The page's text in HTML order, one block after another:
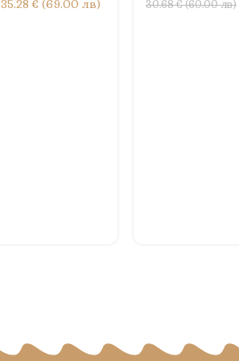
35.28 € (69.00 лв) 30.68 € (60.00 лв)